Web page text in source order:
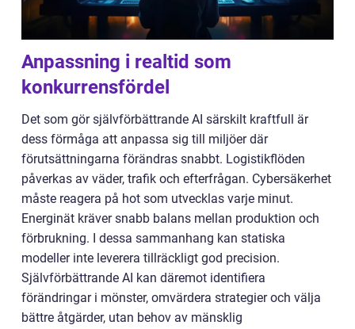
Anpassning i realtid som
konkurrensfördel
Det som gör självförbättrande AI särskilt kraftfull är
dess förmåga att anpassa sig till miljöer där
förutsättningarna förändras snabbt. Logistikflöden
påverkas av väder, trafik och efterfrågan. Cybersäkerhet
måste reagera på hot som utvecklas varje minut.
Energinät kräver snabb balans mellan produktion och
förbrukning. I dessa sammanhang kan statiska
modeller inte leverera tillräckligt god precision.
Självförbättrande AI kan däremot identifiera
förändringar i mönster, omvärdera strategier och välja
bättre åtgärder, utan behov av mänsklig